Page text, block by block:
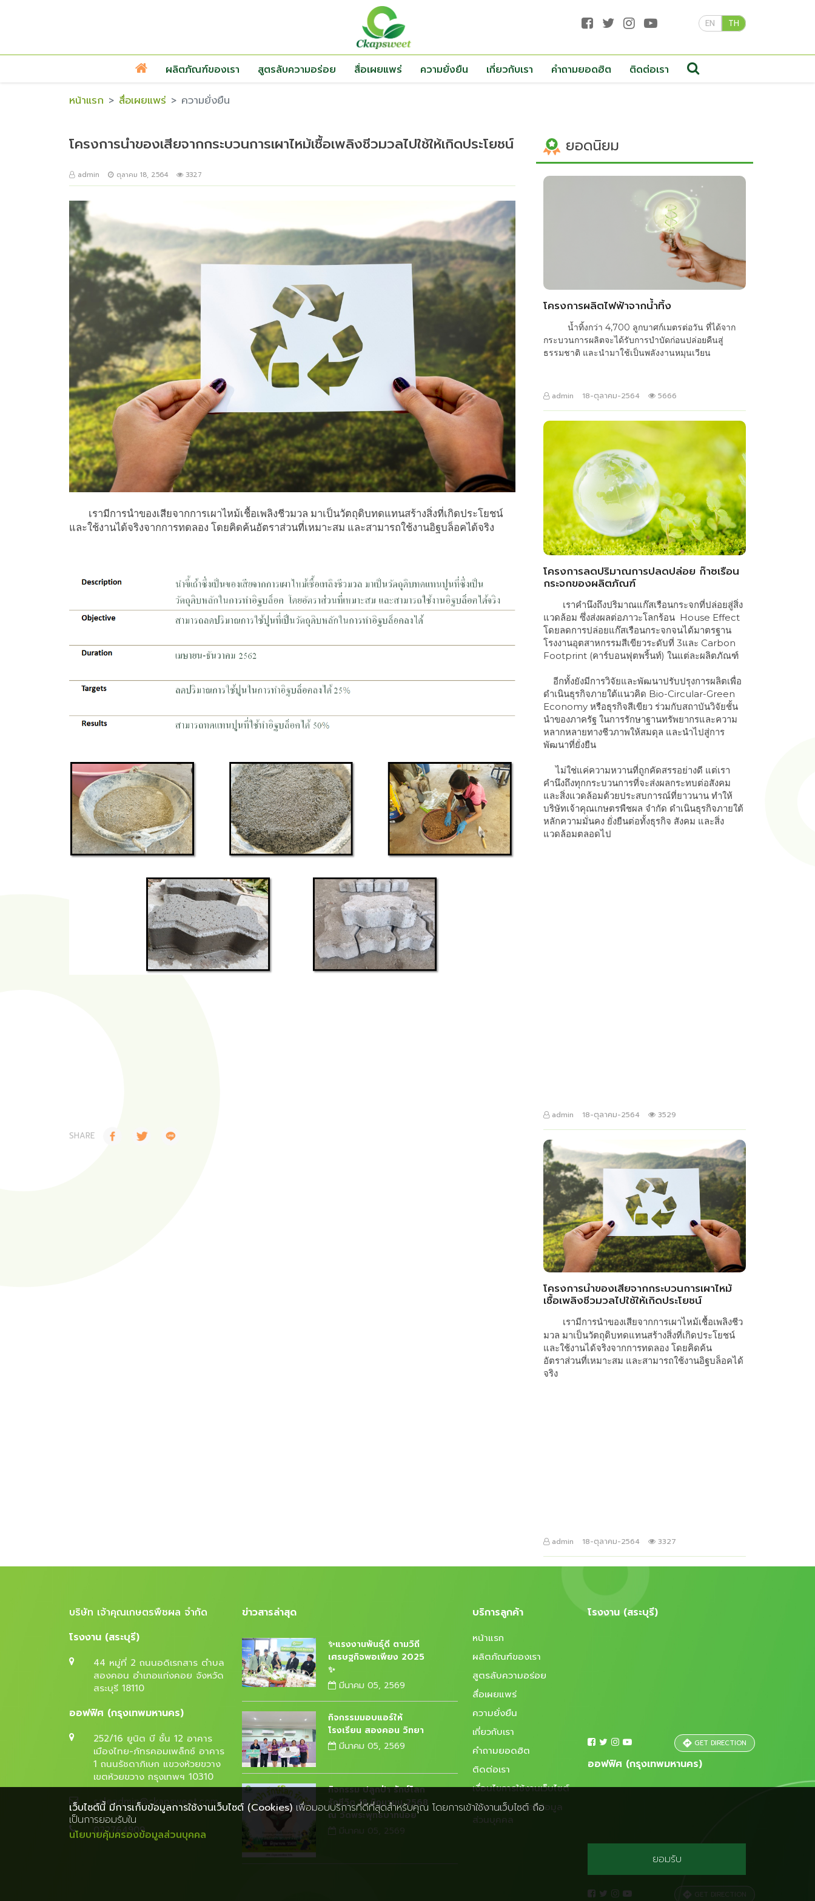
EN TH
ผลิตภัณฑ์ของเรา สูตรลับความอร่อย สื่อเผยแพร่ ความยั่งยืน เกี่ยวกับเรา คำถามยอดฮิต ติดต่อเรา
หน้าแรก สื่อเผยแพร่ ความยั่งยืน
โครงการนำของเสียจากกระบวนการเผาไหม้เชื้อเพลิงชีวมวลไปใช้ให้เกิดประโยชน์
admin ตุลาคม 18, 2564 3327
เรามีการนำของเสียจากการเผาไหม้เชื้อเพลิงชีวมวล มาเป็นวัตถุดิบทดแทนสร้างสิ่งที่เกิดประโยชน์
และใช้งานได้จริงจากการทดลอง โดยคิดค้นอัตราส่วนที่เหมาะสม และสามารถใช้งานอิฐบล็อคได้จริง
SHARE
ยอดนิยม
โครงการผลิตไฟฟ้าจากน้ำทิ้ง
น้ำทิ้งกว่า 4,700 ลูกบาศก์เมตรต่อวัน ที่ได้จาก
กระบวนการผลิตจะได้รับการบำบัดก่อนปล่อยคืนสู่
ธรรมชาติ และนำมาใช้เป็นพลังงานหมุนเวียน
admin 18-ตุลาคม-2564 5666
โครงการลดปริมาณการปลดปล่อย ก๊าซเรือน
กระจกของผลิตภัณฑ์
เราคำนึงถึงปริมาณแก๊สเรือนกระจกที่ปล่อยสู่สิ่ง
แวดล้อม ซึ่งส่งผลต่อภาวะโลกร้อน House Effect
โดยลดการปล่อยแก๊สเรือนกระจกจนได้มาตรฐาน
โรงงานอุตสาหกรรมสีเขียวระดับที่ 3และ Carbon
Footprint (คาร์บอนฟุตพริ้นท์) ในแต่ละผลิตภัณฑ์
อีกทั้งยังมีการวิจัยและพัฒนาปรับปรุงการผลิตเพื่อ
ดำเนินธุรกิจภายใต้แนวคิด Bio-Circular-Green
Economy หรือธุรกิจสีเขียว ร่วมกับสถาบันวิจัยชั้น
นำของภาครัฐ ในการรักษาฐานทรัพยากรและความ
หลากหลายทางชีวภาพให้สมดุล และนำไปสู่การ
พัฒนาที่ยั่งยืน
ไม่ใช่แค่ความหวานที่ถูกคัดสรรอย่างดี แต่เรา
คำนึงถึงทุกกระบวนการที่จะส่งผลกระทบต่อสังคม
และสิ่งแวดล้อมด้วยประสบการณ์ที่ยาวนาน ทำให้
บริษัทเจ้าคุณเกษตรพืชผล จำกัด ดำเนินธุรกิจภายใต้
หลักความมั่นคง ยั่งยืนต่อทั้งธุรกิจ สังคม และสิ่ง
แวดล้อมตลอดไป
admin 18-ตุลาคม-2564 3529
โครงการนำของเสียจากกระบวนการเผาไหม้
เชื้อเพลิงชีวมวลไปใช้ให้เกิดประโยชน์
เรามีการนำของเสียจากการเผาไหม้เชื้อเพลิงชีว
มวล มาเป็นวัตถุดิบทดแทนสร้างสิ่งที่เกิดประโยชน์
และใช้งานได้จริงจากการทดลอง โดยคิดค้น
อัตราส่วนที่เหมาะสม และสามารถใช้งานอิฐบล็อคได้
จริง
admin 18-ตุลาคม-2564 3327
บริษัท เจ้าคุณเกษตรพืชผล จำกัด
โรงงาน (สระบุรี)
44 หมู่ที่ 2 ถนนอดิเรกสาร ตำบล
สองคอน อำเภอแก่งคอย จังหวัด
สระบุรี 18110
ออฟฟิศ (กรุงเทพมหานคร)
252/16 ยูนิต บี ชั้น 12 อาคาร
เมืองไทย-ภัทรคอมเพล็กซ์ อาคาร
1 ถนนรัชดาภิเษก แขวงห้วยขวาง
เขตห้วยขวาง กรุงเทพฯ 10310
saleadmin@ckapsweet.com
022764909
ข่าวสารล่าสุด
✨แรงงานพันธุ์ดี ตามวิถี
เศรษฐกิจพอเพียง 2025
✨
มีนาคม 05, 2569
กิจกรรมมอบแอร์ให้
โรงเรียน สองคอน วิทยา
มีนาคม 05, 2569
กิจกรรม ปลูกป่า รักษ์โลก
รักชีวิต 18 มิถุนายน 2568
ณ วัดพระพุทธบาทน้อย
มีนาคม 05, 2569
บริการลูกค้า
หน้าแรก
ผลิตภัณฑ์ของเรา
สูตรลับความอร่อย
สื่อเผยแพร่
ความยั่งยืน
เกี่ยวกับเรา
คำถามยอดฮิต
ติดต่อเรา
เงื่อนไขการใช้งานเว็บไซต์
นโยบายคุ้มครองข้อมูล
ส่วนบุคคล
โรงงาน (สระบุรี)
GET DIRECTION
ออฟฟิศ (กรุงเทพมหานคร)
GET DIRECTION
เว็บไซต์นี้ มีการเก็บข้อมูลการใช้งานเว็บไซต์ (Cookies)เพื่อมอบบริการที่ดีที่สุดสำหรับคุณ โดยการเข้าใช้งานเว็บไซต์ ถือ
เป็นการยอมรับใน
นโยบายคุ้มครองข้อมูลส่วนบุคคล
ยอมรับ